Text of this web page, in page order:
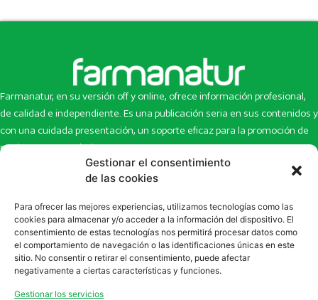
Gestionar el consentimiento
de las cookies
Para ofrecer las mejores experiencias, utilizamos tecnologías como las
cookies para almacenar y/o acceder a la información del dispositivo. El
consentimiento de estas tecnologías nos permitirá procesar datos como
el comportamiento de navegación o las identificaciones únicas en este
sitio. No consentir o retirar el consentimiento, puede afectar
negativamente a ciertas características y funciones.
Gestionar los servicios
Farmanatur, en su versión off y online, ofrece información profesional,
de calidad e independiente. Es una publicación seria en sus contenidos y
con una cuidada presentación, un soporte eficaz para la promoción de
productos y novedades.
Inicio
Newsletter
Eco Multimedia
Contacto
Artículos
Escaparate
Enlaces de interés
SUSCRÍBETE A NUESTRO NEWSLETTER
la sección deNewsletter